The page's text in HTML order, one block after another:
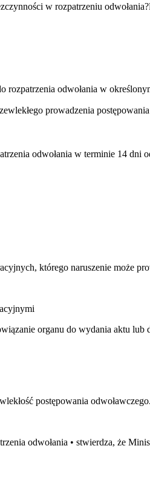
w rozpatrzeniu odwołania?
rozpatrzenia odwołania w
prowadzenia
odwołania w terminie 14 dni
którego naruszenie może
organu do wydania aktu
postępowania odwoławczego.
odwołania • stwierdza, że